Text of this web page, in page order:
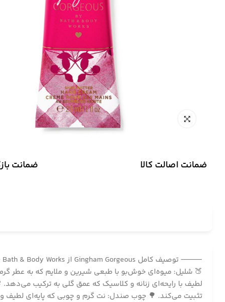
ضمانت اصالت کالا ضمانت
🍑 شلیل: میوه‌ای خوش‌بو با طبعی شیرین و ملایم که به عطر
لطیف با رایحه‌ای زنانه و کلاسیک که عمق گلی به ترکیب
تثبیت می‌کند. 🌳 چوب صندل: نت گرم و چوبی که پایه‌ای لطیف